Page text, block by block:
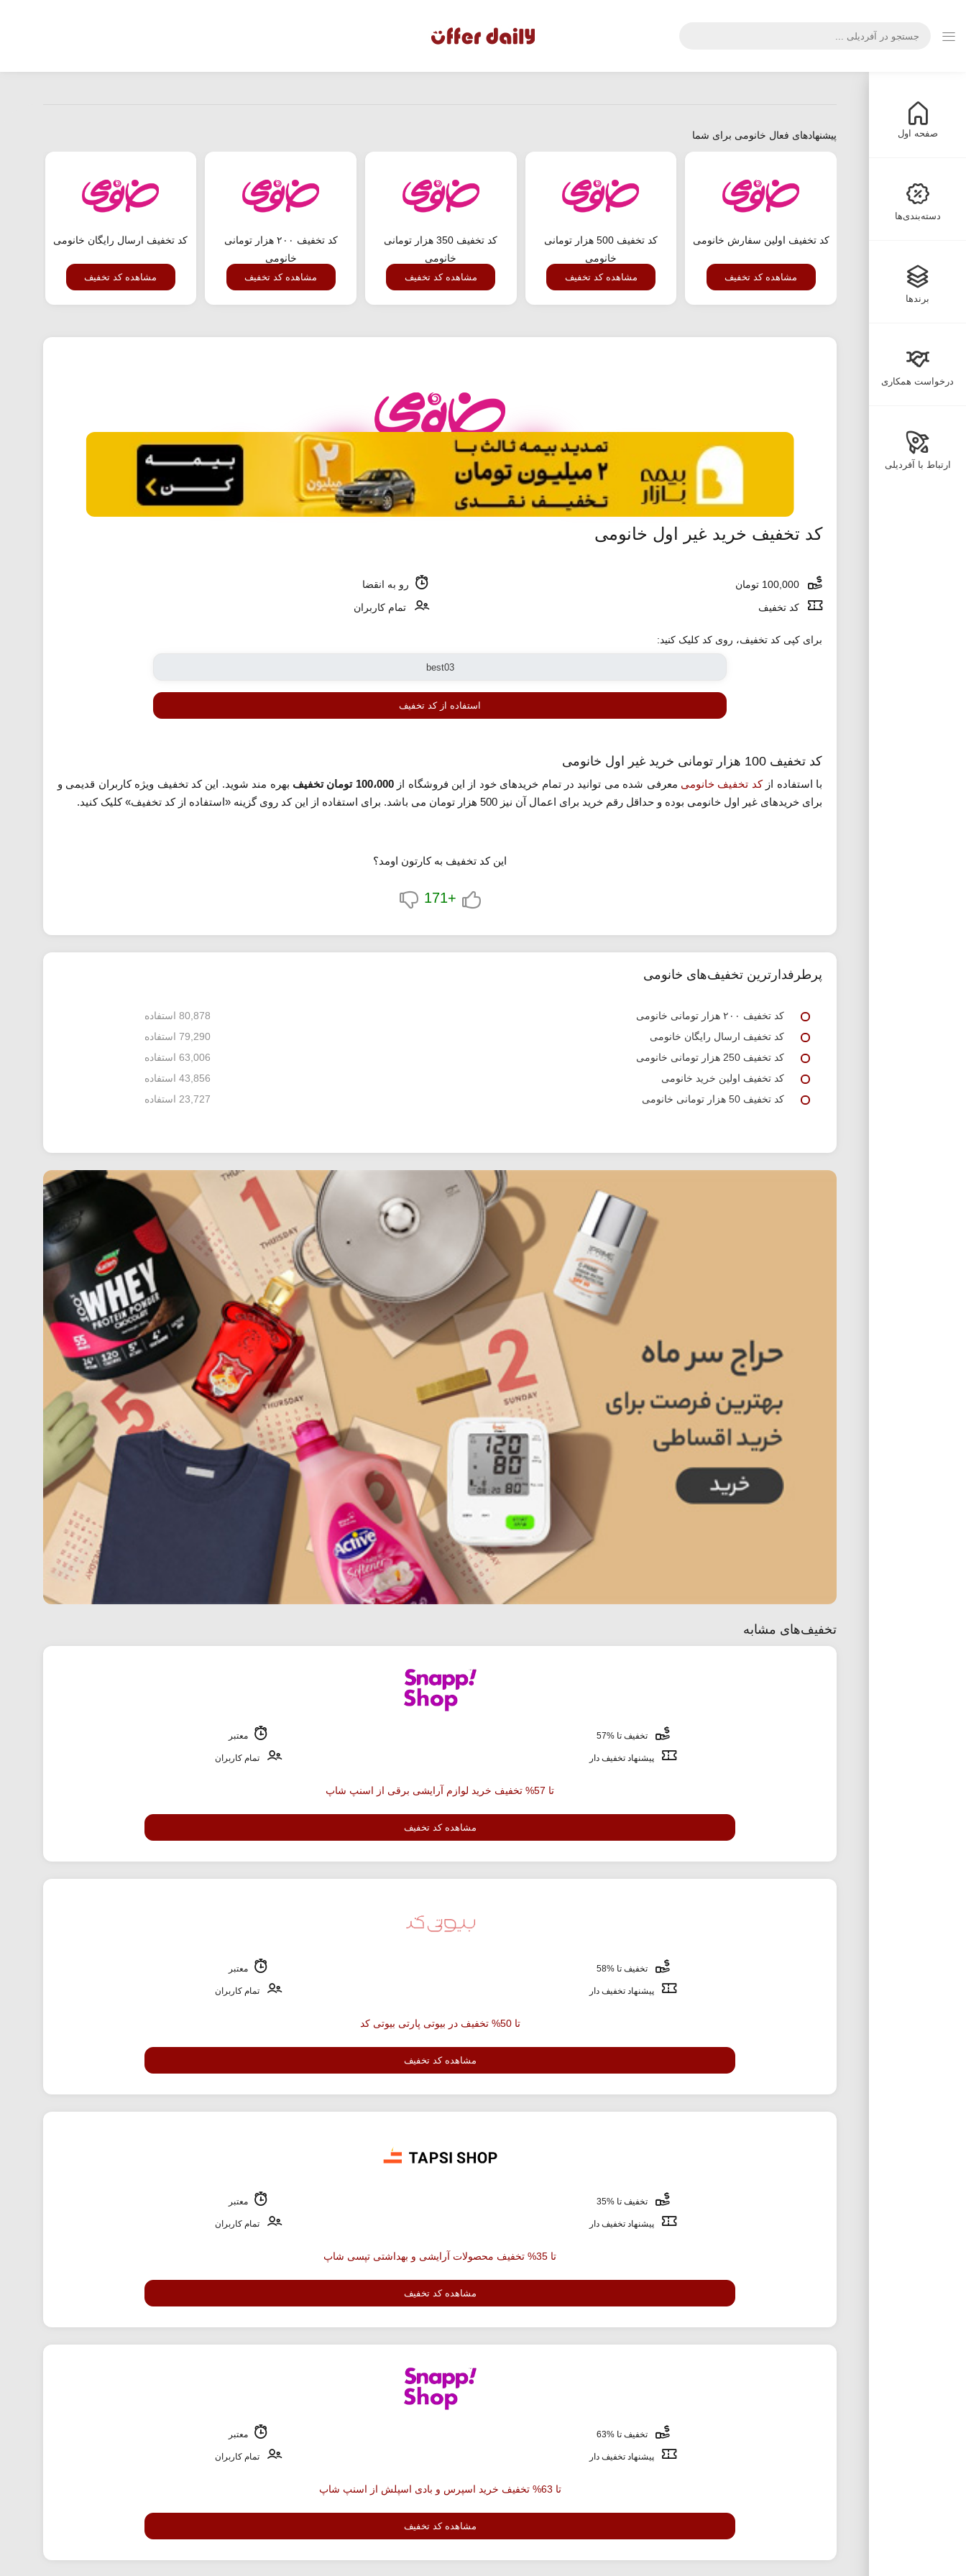
صفحه اول
دسته‌بندی‌ها
برندها
درخواست همکاری
ارتباط با آفردیلی
پیشنهادهای فعال خانومی برای شما
کد تخفیف اولین سفارش خانومی
مشاهده کد تخفیف
کد تخفیف 500 هزار تومانی
خانومی
مشاهده کد تخفیف
کد تخفیف 350 هزار تومانی
خانومی
مشاهده کد تخفیف
کد تخفیف ۲۰۰ هزار تومانی
خانومی
مشاهده کد تخفیف
کد تخفیف ارسال رایگان خانومی
مشاهده کد تخفیف
کد تخفیف خرید غیر اول خانومی
رو به انقضا
کد تخفیف
تمام کاربران
برای کپی کد تخفیف، روی کد کلیک کنید:
استفاده از کد تخفیف
کد تخفیف 100 هزار تومانی خرید غیر اول خانومی
با استفاده ازکد تخفیف خانومی معرفی شده می توانید در تمام خریدهای خود از این فروشگاه از100،000 تومان تخفیف
بهره مند شوید. این کد تخفیف ویژه کاربران قدیمی و
برای خریدهای غیر اول خانومی بوده و حداقل رقم خرید برای اعمال آن نیز 500 هزار تومان می باشد. برای استفاده از این کد روی گزینه «استفاده از کد تخفیف» کلیک کنید.
این کد تخفیف به کارتون اومد؟
+171
پرطرفدارترین تخفیف‌های خانومی
کد تخفیف ۲۰۰ هزار تومانی خانومی
80,878 استفاده
کد تخفیف ارسال رایگان خانومی
79,290 استفاده
کد تخفیف 250 هزار تومانی خانومی
63,006 استفاده
کد تخفیف اولین خرید خانومی
43,856 استفاده
کد تخفیف 50 هزار تومانی خانومی
23,727 استفاده
تخفیف‌های مشابه
تخفیف تا %57 معتبر
پیشنهاد تخفیف دار تمام کاربران
تا 57% تخفیف خرید لوازم آرایشی برقی از اسنپ شاپ
مشاهده کد تخفیف
تخفیف تا %58 معتبر
پیشنهاد تخفیف دار تمام کاربران
تا 50% تخفیف در بیوتی پارتی بیوتی کد
مشاهده کد تخفیف
تخفیف تا %35 معتبر
پیشنهاد تخفیف دار تمام کاربران
تا 35% تخفیف محصولات آرایشی و بهداشتی تپسی شاپ
مشاهده کد تخفیف
تخفیف تا %63 معتبر
پیشنهاد تخفیف دار تمام کاربران
تا 63% تخفیف خرید اسپرس و بادی اسپلش از اسنپ شاپ
مشاهده کد تخفیف